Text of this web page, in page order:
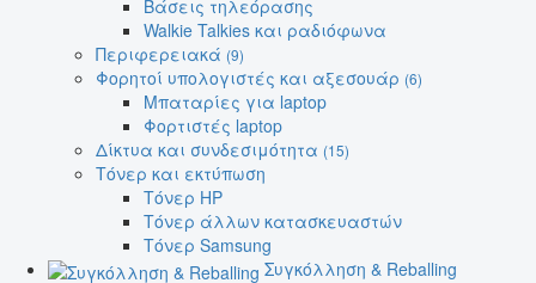
Βάσεις τηλεόρασης
Walkie Talkies και ραδιόφωνα
Περιφερειακά (9)
Φορητοί υπολογιστές και αξεσουάρ (6)
Μπαταρίες για laptop
Φορτιστές laptop
Δίκτυα και συνδεσιμότητα (15)
Τόνερ και εκτύπωση
Τόνερ HP
Τόνερ άλλων κατασκευαστών
Τόνερ Samsung
Συγκόλληση & Reballing